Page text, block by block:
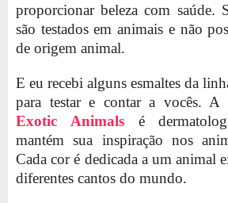
proporcionar beleza com saúde.
são testados em animais e não
de origem animal.
E eu recebi alguns esmaltes da
para testar e contar a vocês. A
Exotic Animalsé
mantém sua inspiração nos
Cada cor é dedicada a um animal
diferentes cantos do mundo.